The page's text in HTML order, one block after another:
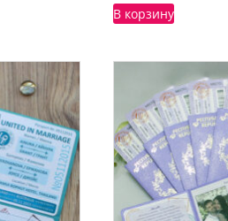
В корзину